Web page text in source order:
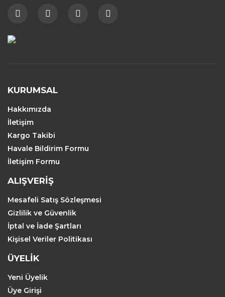
KURUMSAL
Hakkımızda
İletişim
Kargo Takibi
Havale Bildirim Formu
İletişim Formu
ALIŞVERİŞ
Mesafeli Satış Sözleşmesi
Gizlilik ve Güvenlik
İptal ve İade Şartları
Kişisel Veriler Politikası
ÜYELİK
Yeni Üyelik
Üye Girişi